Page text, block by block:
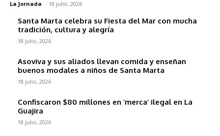
La Jornada - 18 julio, 2026
Santa Marta celebra su Fiesta del Mar con mucha
tradición, cultura y alegría
18 julio, 2026
Asoviva y sus aliados llevan comida y enseñan
buenos modales a niños de Santa Marta
18 julio, 2026
Confiscaron $80 millones en ‘merca’ ilegal en La
Guajira
18 julio, 2026